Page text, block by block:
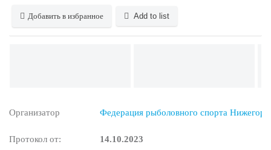
Добавить в избранное Add to list
Организатор Федерация рыболовного спорта
Протокол от:
14.10.2023